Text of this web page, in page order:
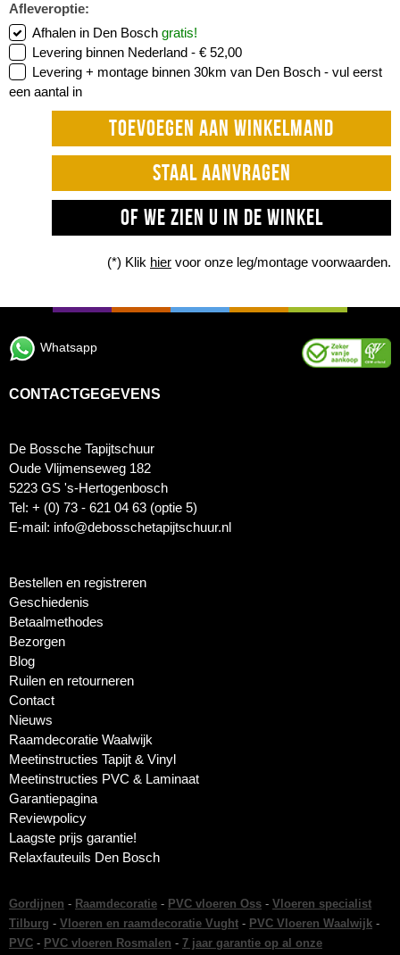
Afleveroptie:
Afhalen in Den Bosch gratis!
Levering binnen Nederland - € 52,00
Levering + montage binnen 30km van Den Bosch - vul eerst
een aantal in
TOEVOEGEN AAN WINKELMAND
STAAL AANVRAGEN
OF WE ZIEN U IN DE WINKEL
(*) Klik hier voor onze leg/montage voorwaarden.
Whatsapp
CONTACTGEGEVENS
De Bossche Tapijtschuur
Oude Vlijmenseweg 182
5223 GS 's-Hertogenbosch
Tel: + (0) 73 - 621 04 63 (optie 5)
E-mail: info@debosschetapijtschuur.nl
Bestellen en registreren
Geschiedenis
Betaalmethodes
Bezorgen
Blog
Ruilen en retourneren
Contact
Nieuws
Raamdecoratie Waalwijk
Meetinstructies Tapijt & Vinyl
Meetinstructies PVC & Laminaat
Garantiepagina
Reviewpolicy
Laagste prijs garantie!
Relaxfauteuils Den Bosch
Gordijnen - Raamdecoratie - PVC vloeren Oss - Vloeren specialist
Tilburg - Vloeren en raamdecoratie Vught - PVC Vloeren Waalwijk -
PVC - PVC vloeren Rosmalen - 7 jaar garantie op al onze